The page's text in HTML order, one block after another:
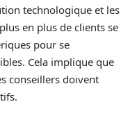
technologique et les
en plus de clients se
pour se
Cela implique que
conseillers doivent